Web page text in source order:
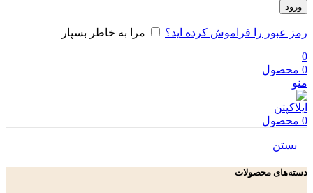
ورود
رمز عبور را فراموش کرده اید؟
مرا به خاطر بسپار
0
0 محصول
منو
0 محصول
بستن
دسته‌های محصولات